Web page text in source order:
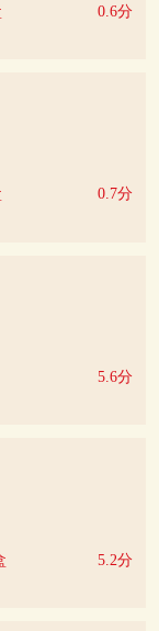
0.6分
0.7分
5.6分
5.2分